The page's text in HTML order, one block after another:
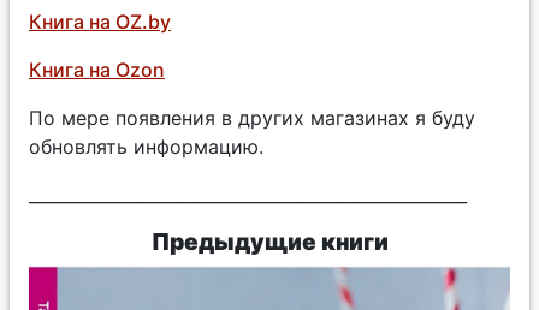
Книга на OZ.by
Книга на Ozon
По мере появления в других магазинах я буду
обновлять информацию.
Предыдущие книги